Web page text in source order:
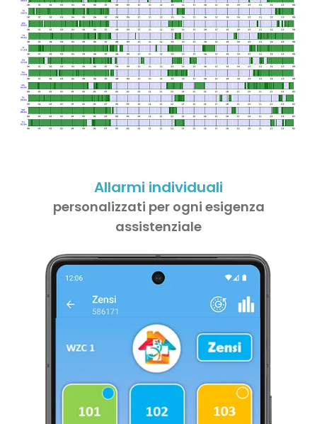
Allarmi individuali
personalizzati per ogni esigenza
assistenziale